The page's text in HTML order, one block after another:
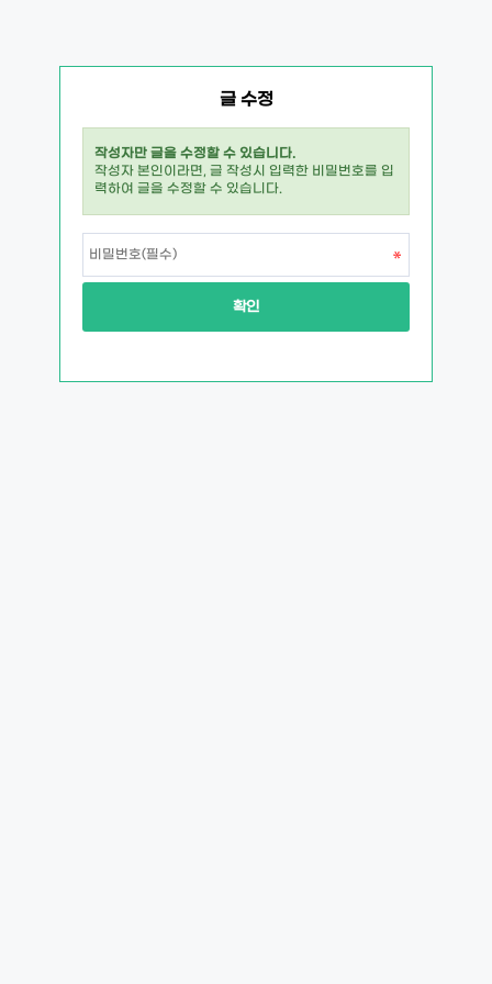
글 수정
작성자만 글을 수정할 수 있습니다.
작성자 본인이라면, 글 작성시 입력한 비밀번호를 입
력하여 글을 수정할 수 있습니다.
확인